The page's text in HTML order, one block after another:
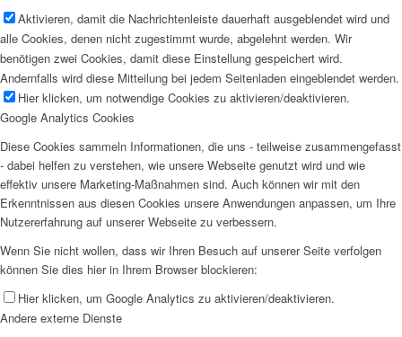
Aktivieren, damit die Nachrichtenleiste dauerhaft ausgeblendet wird und
alle Cookies, denen nicht zugestimmt wurde, abgelehnt werden. Wir
benötigen zwei Cookies, damit diese Einstellung gespeichert wird.
Andernfalls wird diese Mitteilung bei jedem Seitenladen eingeblendet werden.
Hier klicken, um notwendige Cookies zu aktivieren/deaktivieren.
Google Analytics Cookies
Diese Cookies sammeln Informationen, die uns - teilweise zusammengefasst
- dabei helfen zu verstehen, wie unsere Webseite genutzt wird und wie
effektiv unsere Marketing-Maßnahmen sind. Auch können wir mit den
Erkenntnissen aus diesen Cookies unsere Anwendungen anpassen, um Ihre
Nutzererfahrung auf unserer Webseite zu verbessern.
Wenn Sie nicht wollen, dass wir Ihren Besuch auf unserer Seite verfolgen
können Sie dies hier in Ihrem Browser blockieren:
Hier klicken, um Google Analytics zu aktivieren/deaktivieren.
Andere externe Dienste